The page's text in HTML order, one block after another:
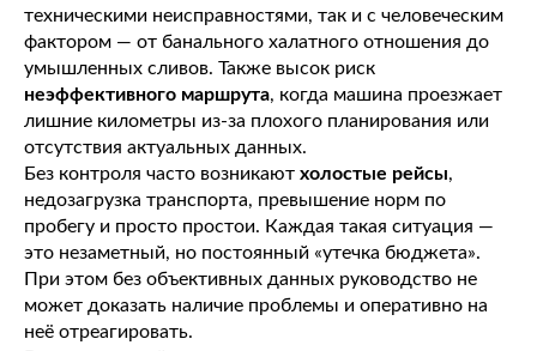
техническими неисправностями, так и с человеческим
фактором — от банального халатного отношения до
умышленных сливов. Также высок риск
неэффективного маршрута, когда машина проезжает
лишние километры из-за плохого планирования или
отсутствия актуальных данных.
Без контроля часто возникают холостые рейсы,
недозагрузка транспорта, превышение норм по
пробегу и просто простои. Каждая такая ситуация —
это незаметный, но постоянный «утечка бюджета».
При этом без объективных данных руководство не
может доказать наличие проблемы и оперативно на
неё отреагировать.